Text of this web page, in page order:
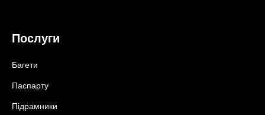
Послуги
Багети
Паспарту
Підрамники